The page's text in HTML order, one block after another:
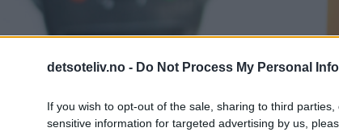
detsoteliv.no - Do Not Process My Personal
If you wish to opt-out of the sale, sharing to third
sensitive information for targeted advertising by us,